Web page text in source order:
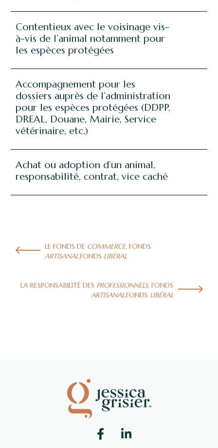
Contentieux avec le voisinage vis-
à-vis de l’animal notamment pour
les espèces protégées
Accompagnement pour les
dossiers auprès de l’administration
pour les espèces protégées (DDPP,
DREAL, Douane, Mairie, Service
vétérinaire, etc.)
Achat ou adoption d’un animal,
responsabilité, contrat, vice caché
LE FONDS DE COMMERCE,FONDS
ARTISANAL,FONDS LIBÉRAL
LA RESPONSABILITÉ DES PROFESSIONNELS, FONDS
ARTISANAL,FONDS LIBÉRAL